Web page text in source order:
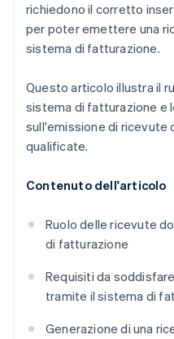
richiedono il corretto
per poter emettere una
sistema di fatturazione.
Questo articolo illustra il
sistema di fatturazione e
sull'emissione di
qualificate.
Contenuto dell'articolo
Ruolo delle ricevute
di fatturazione
Requisiti da
tramite il sistema di
Generazione di una